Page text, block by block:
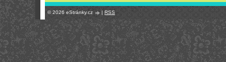
© 2026 eStránky.cz |RSS